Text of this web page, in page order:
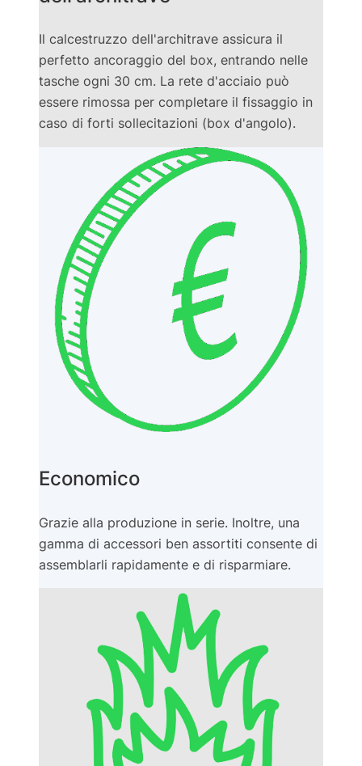
Il calcestruzzo dell'architrave assicura il
perfetto ancoraggio del box, entrando nelle
tasche ogni 30 cm. La rete d'acciaio può
essere rimossa per completare il fissaggio in
caso di forti sollecitazioni (box d'angolo).
Economico
Grazie alla produzione in serie. Inoltre, una
gamma di accessori ben assortiti consente di
assemblarli rapidamente e di risparmiare.